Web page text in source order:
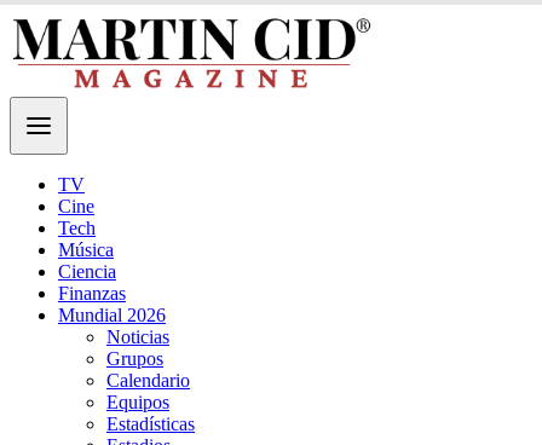
TV
Cine
Tech
Música
Ciencia
Finanzas
Mundial 2026
Noticias
Grupos
Calendario
Equipos
Estadísticas